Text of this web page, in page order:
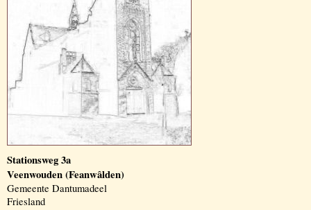
Stationsweg 3a
Veenwouden (Feanwâlden)
Gemeente Dantumadeel
Friesland